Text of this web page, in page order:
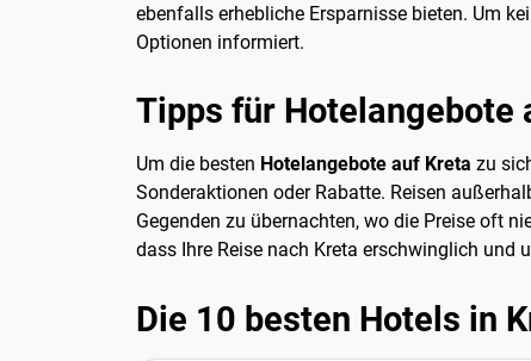
ebenfalls erhebliche Ersparnisse bieten. Um
Optionen informiert.
Tipps für Hotelangebote
Um die besten Hotelangebote auf Kreta zu
Sonderaktionen oder Rabatte. Reisen
Gegenden zu übernachten, wo die Preise oft
dass Ihre Reise nach Kreta erschwinglich und
Die 10 besten Hotels in